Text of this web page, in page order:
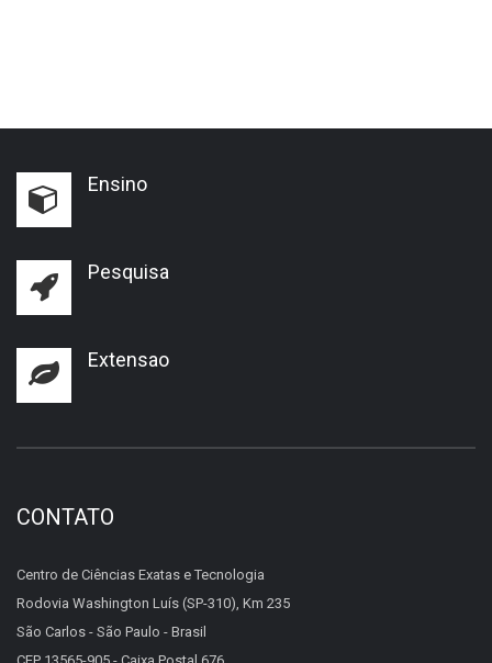
Ensino
Pesquisa
Extensao
CONTATO
Centro de Ciências Exatas e Tecnologia
Rodovia Washington Luís (SP-310), Km 235
São Carlos - São Paulo - Brasil